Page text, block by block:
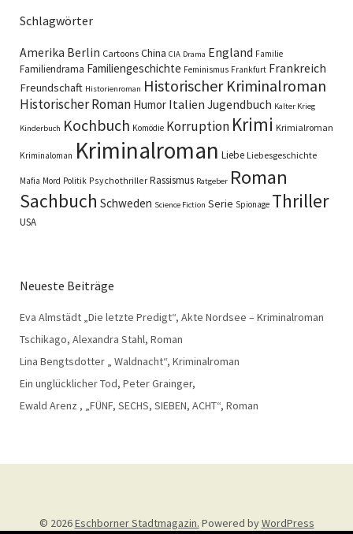
Schlagwörter
Amerika Berlin Cartoons China CIA Drama England Familie
Familiendrama Familiengeschichte Feminismus Frankfurt Frankreich
Freundschaft Historienroman Historischer Kriminalroman
Historischer Roman Humor Italien Jugendbuch Kalter Krieg
Kinderbuch Kochbuch Komödie Korruption Krimi Krimialroman
Kriminaloman Kriminalroman Liebe Liebesgeschichte
Mafia Mord Politik Psychothriller Rassismus Ratgeber Roman
Sachbuch Schweden Science Fiction Serie Spionage Thriller
USA
Neueste Beiträge
Eva Almstädt „Die letzte Predigt“, Akte Nordsee – Kriminalroman
Tschikago, Alexandra Stahl, Roman
Lina Bengtsdotter „ Waldnacht“, Kriminalroman
Ein unglücklicher Tod, Peter Grainger,
Ewald Arenz , „FÜNF, SECHS, SIEBEN, ACHT“, Roman
© 2026Eschborner Stadtmagazin. Powered byWordPress